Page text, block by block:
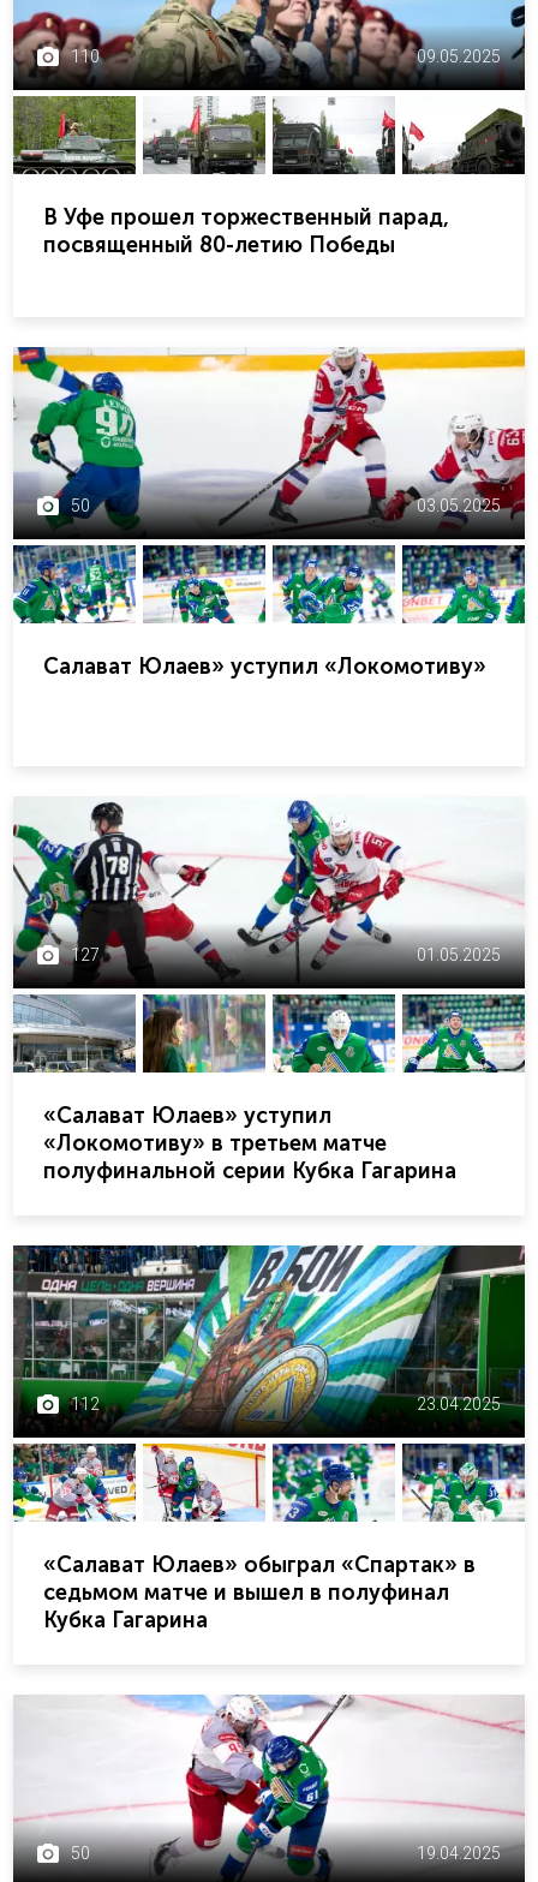
110 09.05.2025
В Уфе прошел торжественный парад,
посвященный 80-летию Победы
50 03.05.2025
Салават Юлаев» уступил «Локомотиву»
127 01.05.2025
«Салават Юлаев» уступил
«Локомотиву» в третьем матче
полуфинальной серии Кубка Гагарина
112 23.04.2025
«Салават Юлаев» обыграл «Спартак» в
седьмом матче и вышел в полуфинал
Кубка Гагарина
50 19.04.2025